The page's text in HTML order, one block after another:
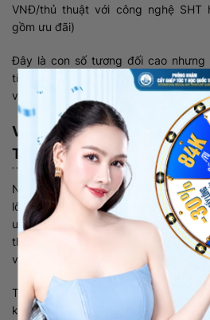
VNĐ/thủ thuật với công nghệ SHT
gồm ưu đãi)
Đây là con số tương đối cao
tính thẩm mỹ tự nhiên, chỉ cần thực
vĩnh viễn.
V. ĐÂU LÀ ĐỊA CHỈ CẤY
TÍN VÀ CHI PHÍ PHẢI CHĂNG
Nếu đã có ý định cấy lông mày tự
lông mày ở địa chỉ cấy là vô cùng
uy tín và chất lượng sẽ giúp bạn
thực thủ thuật, đồng thời đảm bảo
và đầy đặn.
Tại Việt Nam có nhiều cơ sở thực
không nơi đâu hiện đại như tạiViện